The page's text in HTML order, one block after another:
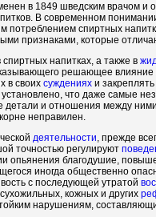
в 1849 шведским врачом
В современном
потреблением спиртных
признаками, которые
напитках, а также в
решающее влияние
в своих суждениях и
что даже самые
детали и отношения между
неправилен.
деятельности, прежде
точностью регулируют
опьянения благодушие,
иногда общественно
с последующей утратой
кожных и других
нарушениям,